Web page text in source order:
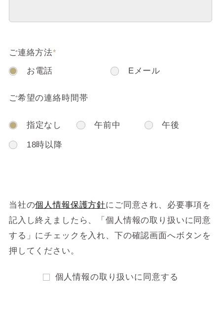
ご連絡方法*
お電話
Eメール
ご希望の連絡時間帯
指定なし 午前中 午後
18時以降
当社の個人情報保護方針にご同意され、必要事項を
記入し終えましたら、
「個人情報の取り扱いに同意
する」にチェックを入れ、下の確認画面へボタンを
押してください。
個人情報の取り扱いに同意する